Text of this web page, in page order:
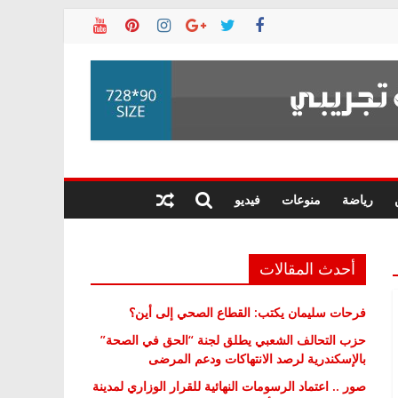
رياضة منوعات فيديو
أحدث المقالات
فرحات سليمان يكتب: القطاع الصحي إلى أين؟
حزب التحالف الشعبي يطلق لجنة “الحق في الصحة”
بالإسكندرية لرصد الانتهاكات ودعم المرضى
صور .. اعتماد الرسومات النهائية للقرار الوزاري لمدينة